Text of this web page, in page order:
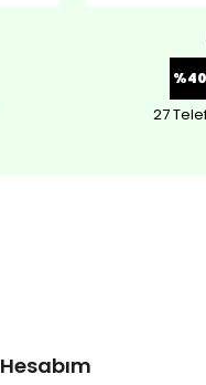
%40
27
Hesabım